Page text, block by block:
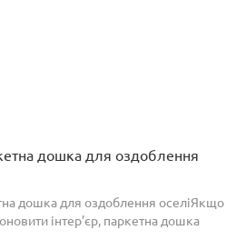
дошка для оздоблення
дошка для оздоблення оселіЯкщо
інтер’єр, паркетна дошка